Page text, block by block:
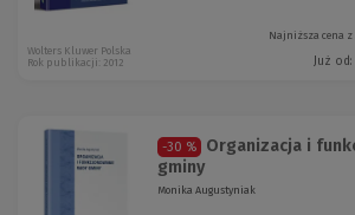
Najniższa cena
Już od:
Wolters Kluwer Polska
Rok publikacji: 2012
-30 %
Organizacja i
gminy
Monika Augustyniak